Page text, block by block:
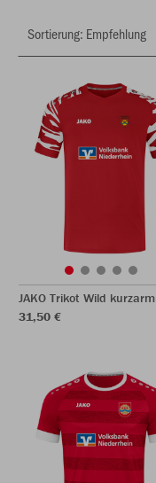
JAKO Trikot Wild kurzarm
31,50 €